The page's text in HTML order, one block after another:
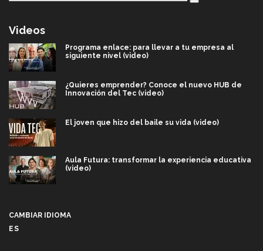
Videos
Programa enlace: para llevar a tu empresa al
siguiente nivel (video)
¿Quieres emprender? Conoce el nuevo HUB de
Innovación del Tec (video)
El joven que hizo del baile su vida (video)
Aula Futura: transformar la experiencia educativa
(video)
CAMBIAR IDIOMA
ES